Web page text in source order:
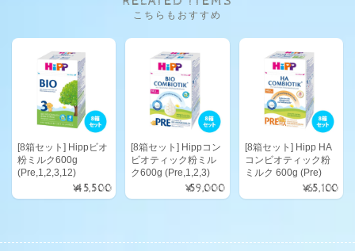
こちらもおすすめ
[8箱セット] Hippビオ
粉ミルク600g
(Pre,1,2,3,12)
¥45,500
[8箱セット] Hippコン
ビオティック粉ミル
ク600g (Pre,1,2,3)
¥59,000
[8箱セット] Hipp HA
コンビオティック粉
ミルク 600g (Pre)
¥65,100